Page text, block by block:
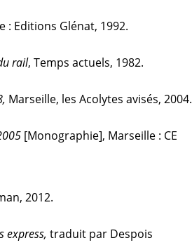
: Editions Glénat, 1992.
rail, Temps actuels, 1982.
Marseille, les Acolytes avisés, 2004.
[Monographie], Marseille : CE
2012.
express, traduit par Despois